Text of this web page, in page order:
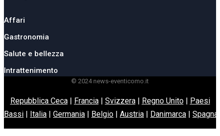
Affari
Gastronomia
Salute e bellezza
Intrattenimento
© 2024 news-eventicomo.it
Repubblica Ceca| Francia| Svizzera| Regno Unito|
Paesi
Bassi
Italia Germania Belgio Austria Danimarca Spagna